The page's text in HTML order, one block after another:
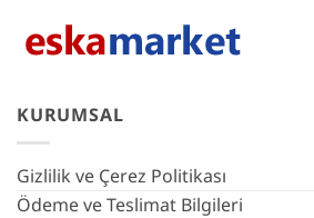
KURUMSAL
Gizlilik ve Çerez Politikası
Ödeme ve Teslimat Bilgileri